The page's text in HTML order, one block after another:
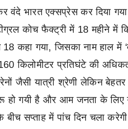
वंदे भारत एक्सप्रेस कर दिया
कोच फैक्ट्री में 18 महीने में
18 कहा गया,जिसका नाम हाल में ‘
किलोमीटर प्रतिघंटे की
जैसी यात्री श्रेणी लेकिन
हो गयी है और आम जनता के लिए
बीच सप्ताह में पांच दिन चला